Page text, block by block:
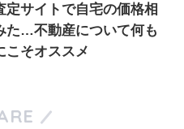
定サイトで自宅の価格相
た…不動産について何も
こそオススメ